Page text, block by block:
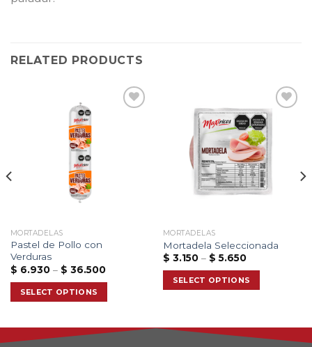
RELATED PRODUCTS
MORTADELAS
Pastel de Pollo con
Verduras
$ 6.930 – $ 36.500
SELECT OPTIONS
wishlist
MORTADELAS
Mortadela Seleccionada
$ 3.150 – $ 5.650
SELECT OPTIONS